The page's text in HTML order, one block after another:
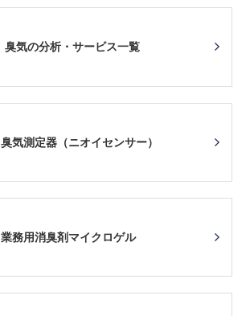
臭気の分析・サービス一覧
臭気測定器（ニオイセンサー）
業務用消臭剤マイクロゲル